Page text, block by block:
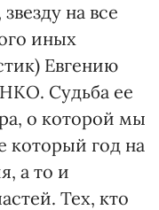
на все
иных
Евгению
Судьба ее
о которой мы
который год на
а то и
Тех, кто